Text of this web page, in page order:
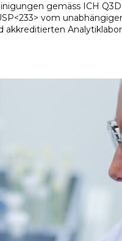
gemäss ICH
vom
akkreditierten